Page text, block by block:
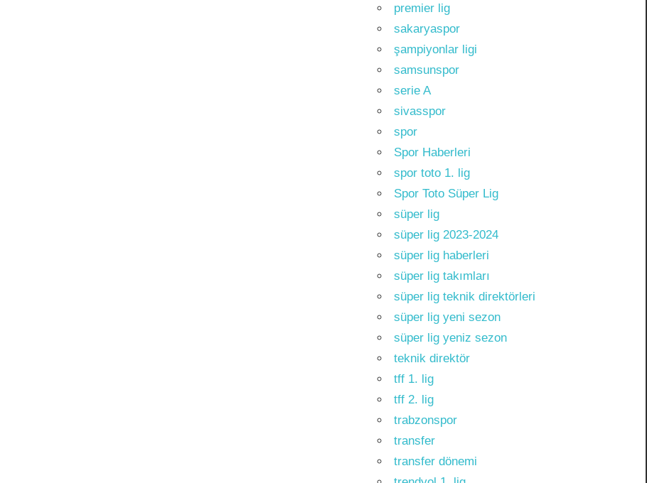
premier lig
sakaryaspor
şampiyonlar ligi
samsunspor
serie A
sivasspor
spor
Spor Haberleri
spor toto 1. lig
Spor Toto Süper Lig
süper lig
süper lig 2023-2024
süper lig haberleri
süper lig takımları
süper lig teknik direktörleri
süper lig yeni sezon
süper lig yeniz sezon
teknik direktör
tff 1. lig
tff 2. lig
trabzonspor
transfer
transfer dönemi